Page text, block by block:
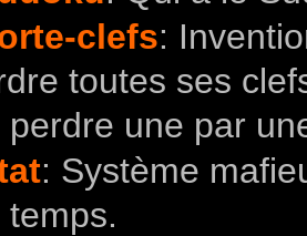
clefs:
toutes ses
perdre une par
: Système
temps.